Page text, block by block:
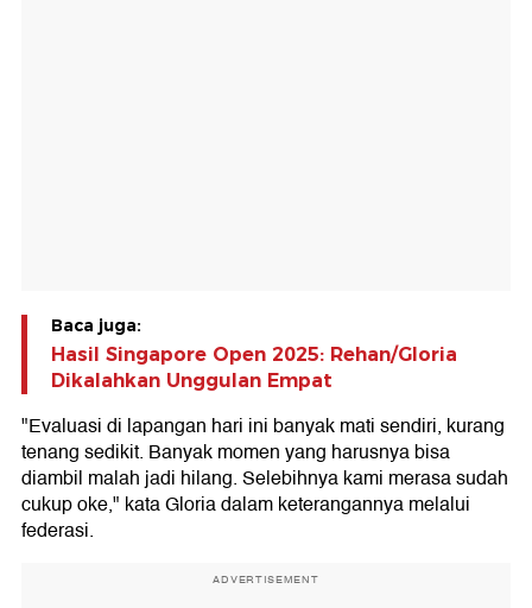
Baca juga:
Hasil Singapore Open 2025: Rehan/Gloria
Dikalahkan Unggulan Empat
"Evaluasi di lapangan hari ini banyak mati sendiri, kurang
tenang sedikit. Banyak momen yang harusnya bisa
diambil malah jadi hilang. Selebihnya kami merasa sudah
cukup oke," kata Gloria dalam keterangannya melalui
federasi.
ADVERTISEMENT